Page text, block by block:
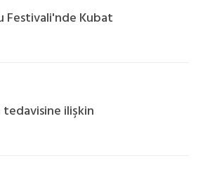
Festivali'nde Kubat
tedavisine ilişkin